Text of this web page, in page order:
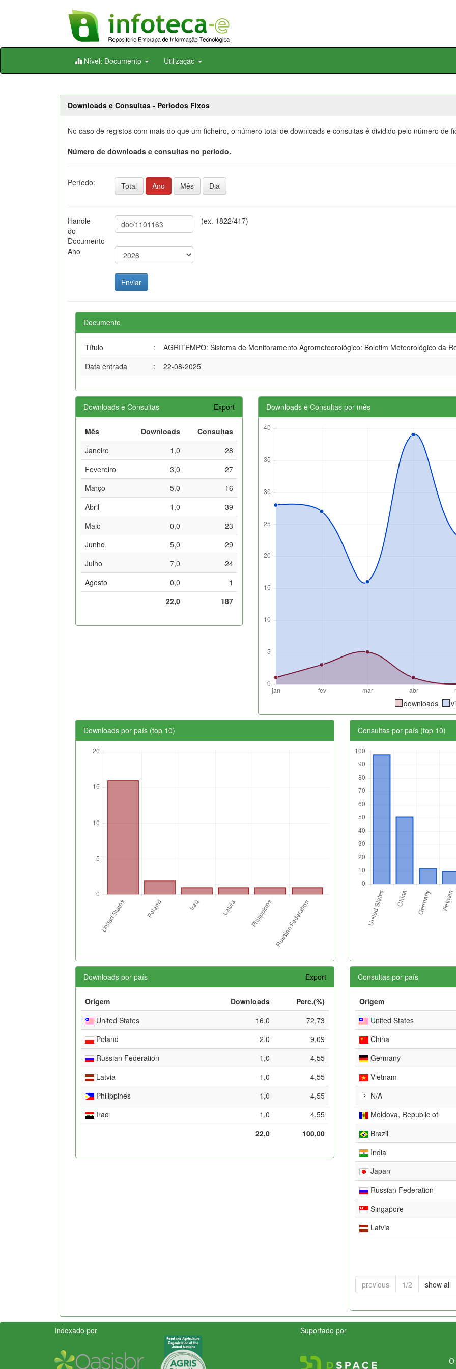
Skip
Nível: Documento Utilização
Downloads e Consultas - Períodos Fixos
No caso de registos com mais do que um ficheiro, o número total de downloads e consultas é dividido pelo número de
Número de downloads e consultas no período.
Período: Total Ano Mês Dia
Handle
do
Documento
(ex. 1822/417)
Ano
Documento
Título :
AGRITEMPO: Sistema de Monitoramento Agrometeorológico: Boletim Meteorológico da
Data entrada
: 22-08-2025
Downloads e Consultas Export
Mês Downloads
Consultas
Janeiro
1,0
28
Fevereiro
3,0
27
Março
5,0
16
Abril
1,0
39
Maio
0,0
23
Junho
5,0
29
Julho
7,0
24
Agosto
0,0
1
22,0
187
Downloads e Consultas por mês
downloads
Downloads por país (top 10) Consultas por país (top 10)
Downloads por país Export
Origem Downloads
Perc.(%)
United States
16,0
72,73
Poland
2,0
9,09
Russian Federation
1,0
4,55
Latvia
1,0
4,55
Philippines
1,0
4,55
Iraq
1,0
4,55
22,0
100,00
Consultas por país
Origem
United States
China
Germany
Vietnam
N/A
Moldova, Republic of
Brazil
India
Japan
Russian Federation
Singapore
Latvia
previous 1/2 show all
Indexado por Suportado por